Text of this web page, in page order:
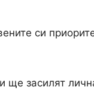
си
ще засилят